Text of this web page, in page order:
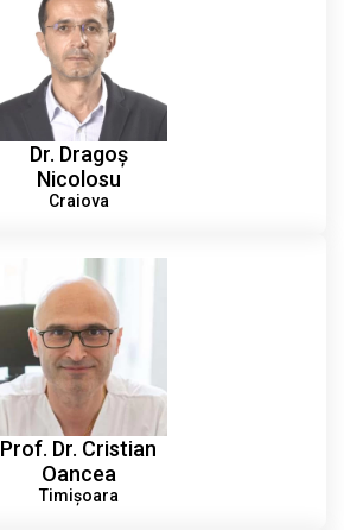
Dr. Dragoș
Nicolosu
Craiova
Prof. Dr. Cristian
Oancea
Timișoara